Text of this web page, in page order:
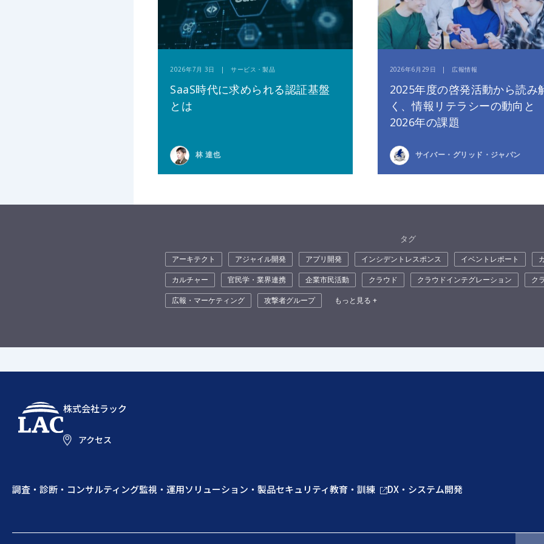
2026年7月 3日 | サービス・製品
SaaS時代に求められる認証基盤
とは
林 達也
2026年6月29日 | 広報情報
2025年度の啓発活動から読み
く、情報リテラシーの動向と
2026年の課題
サイバー・グリッド・ジャパン
タグ
アーキテクト アジャイル開発 アプリ開発 インシデントレスポンス イベントレポート
カルチャー
官民学・業界連携 企業市民活動 クラウド クラウドインテグレーション ク
広報・マーケティング
攻撃者グループ もっと見る +
株式会社ラック
アクセス
調査・診断・コンサルティング監視・運用ソリューション・製品セキュリティ教育・訓練 DX・システム開発